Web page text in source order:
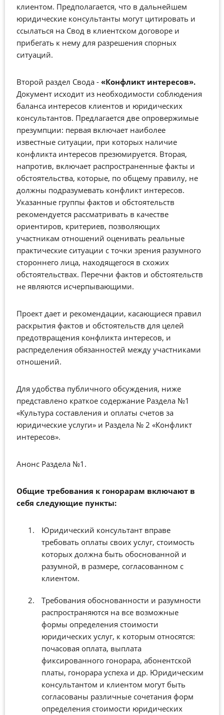
клиентом. Предполагается, что в дальнейшем
юридические консультанты могут цитировать и
ссылаться на Свод в клиентском договоре и
прибегать к нему для разрешения спорных
ситуаций.
Второй раздел Свода - «Конфликт интересов».
Документ исходит из необходимости соблюдения
баланса интересов клиентов и юридических
консультантов. Предлагается две опровержимые
презумпции: первая включает наиболее
известные ситуации, при которых наличие
конфликта интересов презюмируется. Вторая,
напротив, включает распространенные факты и
обстоятельства, которые, по общему правилу, не
должны подразумевать конфликт интересов.
Указанные группы фактов и обстоятельств
рекомендуется рассматривать в качестве
ориентиров, критериев, позволяющих
участникам отношений оценивать реальные
практические ситуации с точки зрения разумного
стороннего лица, находящегося в схожих
обстоятельствах. Перечни фактов и обстоятельств
не являются исчерпывающими.
Проект дает и рекомендации, касающиеся правил
раскрытия фактов и обстоятельств для целей
предотвращения конфликта интересов, и
распределения обязанностей между участниками
отношений.
Для удобства публичного обсуждения, ниже
представлено краткое содержание Раздела №1
«Культура составления и оплаты счетов за
юридические услуги» и Раздела № 2 «Конфликт
интересов».
Анонс Раздела №1.
Общие требования к гонорарам включают в
себя следующие пункты:
Юридический консультант вправе
требовать оплаты своих услуг, стоимость
которых должна быть обоснованной и
разумной, в размере, согласованном с
клиентом.
Требования обоснованности и разумности
распространяются на все возможные
формы определения стоимости
юридических услуг, к которым относятся:
почасовая оплата, выплата
фиксированного гонорара, абонентской
платы, гонорара успеха и др. Юридическим
консультантом и клиентом могут быть
согласованы различные сочетания форм
определения стоимости юридических